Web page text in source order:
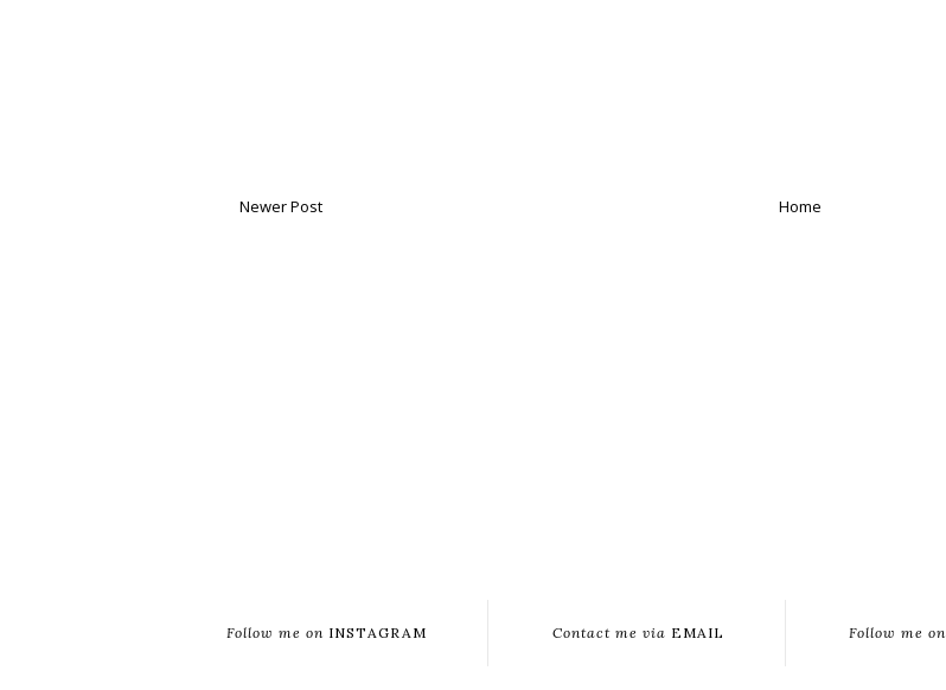
Newer Post Home
Follow me on INSTAGRAM Contact me via EMAIL Follow me on